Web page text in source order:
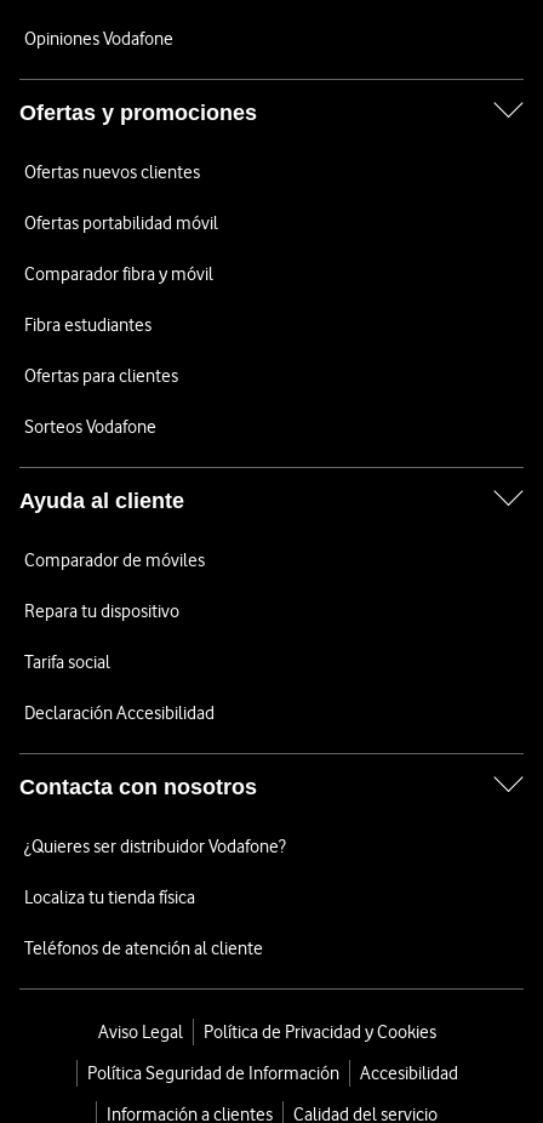
Opiniones Vodafone
Ofertas y promociones
Ofertas nuevos clientes
Ofertas portabilidad móvil
Comparador fibra y móvil
Fibra estudiantes
Ofertas para clientes
Sorteos Vodafone
Ayuda al cliente
Comparador de móviles
Repara tu dispositivo
Tarifa social
Declaración Accesibilidad
Contacta con nosotros
¿Quieres ser distribuidor Vodafone?
Localiza tu tienda física
Teléfonos de atención al cliente
Aviso Legal
Política de Privacidad y Cookies
Política Seguridad de Información
Accesibilidad
Información a clientes
Calidad del servicio